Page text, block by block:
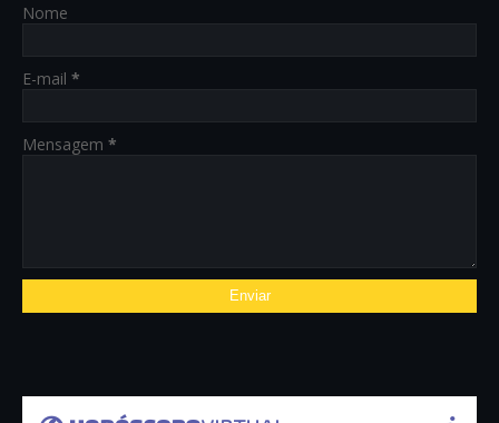
Nome
E-mail *
Mensagem *